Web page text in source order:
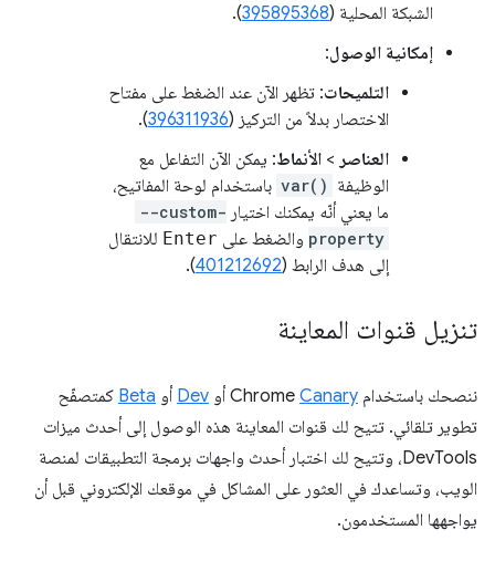
الشبكة المحلية (395895368
).
إمكانية الوصول:
التلميحات: تظهر الآن عند الضغط على مفتاح
الاختصار بدلاً من التركيز (396311936
).
العناصر > الأنماط: يمكن الآن التفاعل مع
الوظيفة var() باستخدام لوحة المفاتيح،
ما يعني أنّه يمكنك اختيار --custom-
property والضغط على Enter للانتقال
إلى هدف الرابط (401212692
).
تنزيل قنوات المعاينة
ننصحك باستخدام Chrome Canary أو Dev أو Beta كمتصفّح
تطوير تلقائي. تتيح لك قنوات المعاينة هذه الوصول إلى أحدث ميزات
DevTools، وتتيح لك اختبار أحدث واجهات برمجة التطبيقات لمنصة
الويب، وتساعدك في العثور على المشاكل في موقعك الإلكتروني قبل أن
يواجهها المستخدمون.